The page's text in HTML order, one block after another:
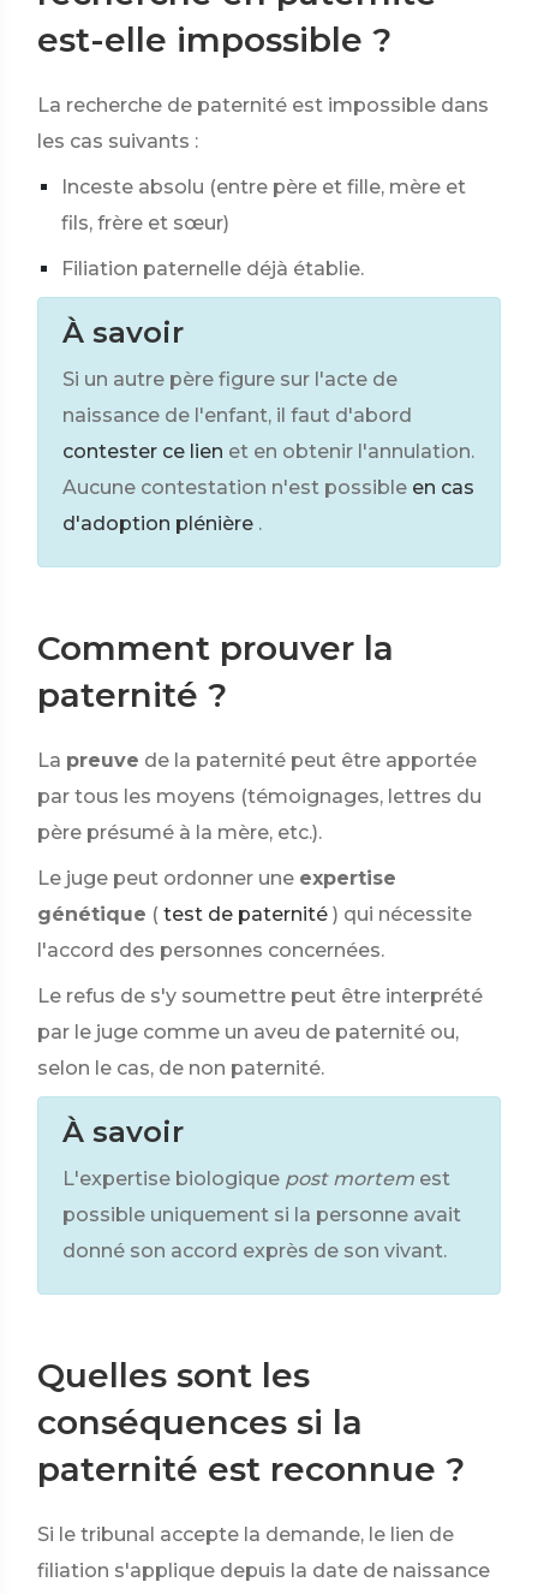
est-elle impossible ?
La recherche de paternité est impossible dans
les cas suivants :
Inceste absolu (entre père et fille, mère et
fils, frère et sœur)
Filiation paternelle déjà établie.
À savoir
Si un autre père figure sur l'acte de
naissance de l'enfant, il faut d'abord
contester ce lien et en obtenir l'annulation.
Aucune contestation n'est possible en cas
d'adoption plénière .
Comment prouver la
paternité ?
La preuve de la paternité peut être apportée
par tous les moyens (témoignages, lettres du
père présumé à la mère, etc.).
Le juge peut ordonner une expertise
génétique ( test de paternité ) qui nécessite
l'accord des personnes concernées.
Le refus de s'y soumettre peut être interprété
par le juge comme un aveu de paternité ou,
selon le cas, de non paternité.
À savoir
L'expertise biologique post mortem est
possible uniquement si la personne avait
donné son accord exprès de son vivant.
Quelles sont les
conséquences si la
paternité est reconnue ?
Si le tribunal accepte la demande, le lien de
filiation s'applique depuis la date de naissance